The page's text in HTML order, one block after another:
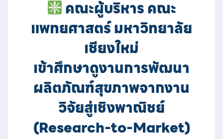
คณะผู้บริหาร คณะ
แพทยศาสตร์ มหาวิทยาลัย
เชียงใหม่
เข้าศึกษาดูงานการพัฒนา
ผลิตภัณฑ์สุขภาพจากงาน
วิจัยสู่เชิงพาณิชย์
(Research-to-Market)